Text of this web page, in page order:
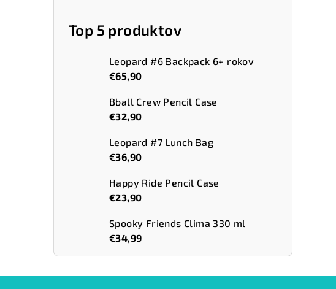
Top 5 produktov
Leopard #6 Backpack 6+ rokov
€65,90
Bball Crew Pencil Case
€32,90
Leopard #7 Lunch Bag
€36,90
Happy Ride Pencil Case
€23,90
Spooky Friends Clima 330 ml
€34,99